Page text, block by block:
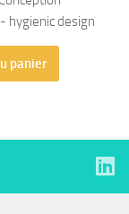
hygienic design
panier